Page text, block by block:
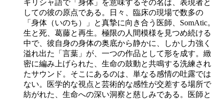
ギリシャ語で「身体」を意味するその名は、表現者と
しての彼の原点である。日々、臨床の現場で数多の
「身体（いのち）」と真摯に向き合う医師、SomAtic。
生と死、葛藤と再生。極限の人間模様を見つめ続ける
中で、彼自身の身体の奥底から静かに、しかし力強く
溢れ出た「言葉」が、一つの作品として形を成す。緻
密に編み上げられた、生命の鼓動と共鳴する洗練され
たサウンド。そこにあるのは、単なる感情の吐露では
ない。医学的な視点と芸術的な感性が交差する場所で
紡がれた、生命への深い洞察と慈しみである。医師と